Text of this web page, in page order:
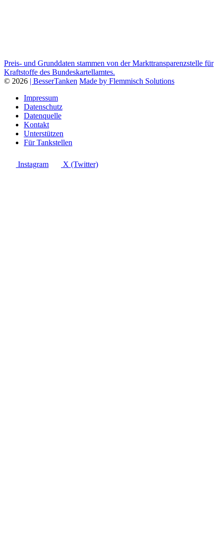
Preis- und Grunddaten stammen von der Markttransparenzstelle für
Kraftstoffe des Bundeskartellamtes.
© 2026 | BesserTanken Made by Flemmisch Solutions
Impressum
Datenschutz
Datenquelle
Kontakt
Unterstützen
Für Tankstellen
Instagram X (Twitter)